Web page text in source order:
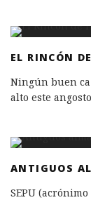
EL RINCÓN
Ningún buen
alto este
ANTIGUOS
SEPU